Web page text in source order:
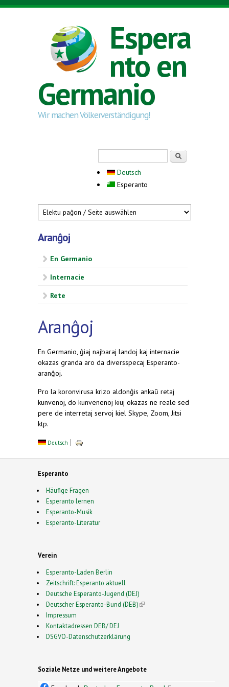
Skip to main content
Espera
nto en
Germanio
Wir machen Völkerverständigung!
Deutsch
Esperanto
Aranĝoj
En Germanio
Internacie
Rete
Aranĝoj
En Germanio, ĝiaj najbaraj landoj kaj internacie
okazas granda aro da diversspecaj Esperanto-
aranĝoj.
Pro la koronvirusa krizo aldonĝis ankaŭ retaj
kunvenoj, do kunvenenoj kiuj okazas ne reale sed
pere de interretaj servoj kiel Skype, Zoom, Jitsi
ktp.
Deutsch
Esperanto
Häufige Fragen
Esperanto lernen
Esperanto-Musik
Esperanto-Literatur
Verein
Esperanto-Laden Berlin
Zeitschrift: Esperanto aktuell
Deutsche Esperanto-Jugend (DEJ)
Deutscher Esperanto-Bund (DEB)(link is external)
Impressum
Kontaktadressen DEB/ DEJ
DSGVO-Datenschutzerklärung
Soziale Netze und weitere Angebote